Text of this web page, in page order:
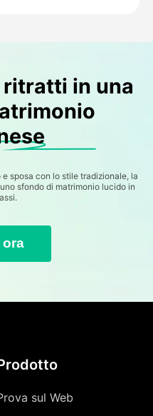
ritratti in una
sposa con lo stile tradizionale, la
sfondo di matrimonio lucido in
ora
sul Web